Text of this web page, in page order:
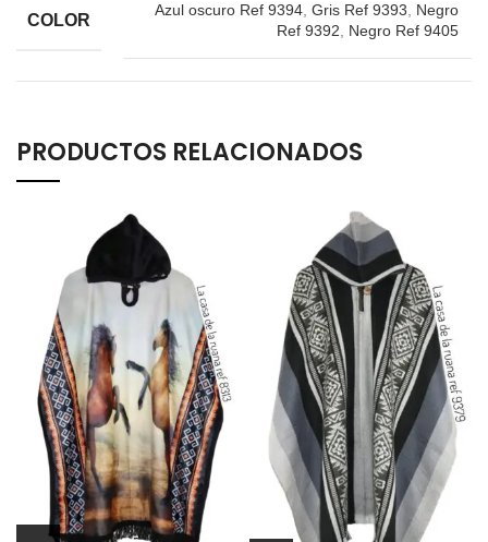
COLOR
Azul oscuro Ref 9394 Gris Ref 9393
Negro
Ref 9392
Negro Ref 9405
PRODUCTOS RELACIONADOS